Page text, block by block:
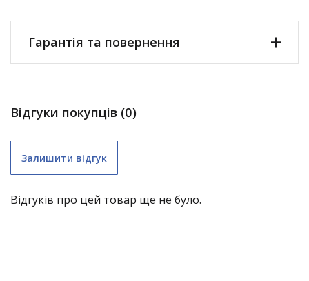
Гарантія та повернення
Відгуки покупців (0)
Залишити відгук
Відгуків про цей товар ще не було.